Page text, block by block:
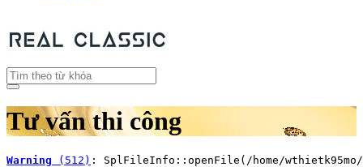
Tư vấn thi công
Warning (512) : SplFileInfo::openFile(/home/wthietk95mo/